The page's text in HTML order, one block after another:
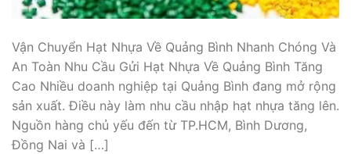
Vận Chuyển Hạt Nhựa Về Quảng Bình Nhanh Chóng Và
An Toàn Nhu Cầu Gửi Hạt Nhựa Về Quảng Bình Tăng
Cao Nhiều doanh nghiệp tại Quảng Bình đang mở rộng
sản xuất. Điều này làm nhu cầu nhập hạt nhựa tăng lên.
Nguồn hàng chủ yếu đến từ TP.HCM, Bình Dương,
Đồng Nai và […]